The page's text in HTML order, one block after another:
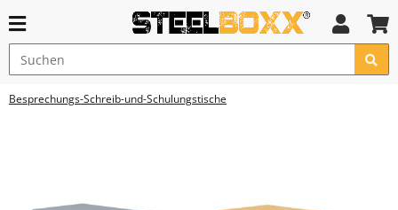
Besprechungs-Schreib-und-Schulungstische